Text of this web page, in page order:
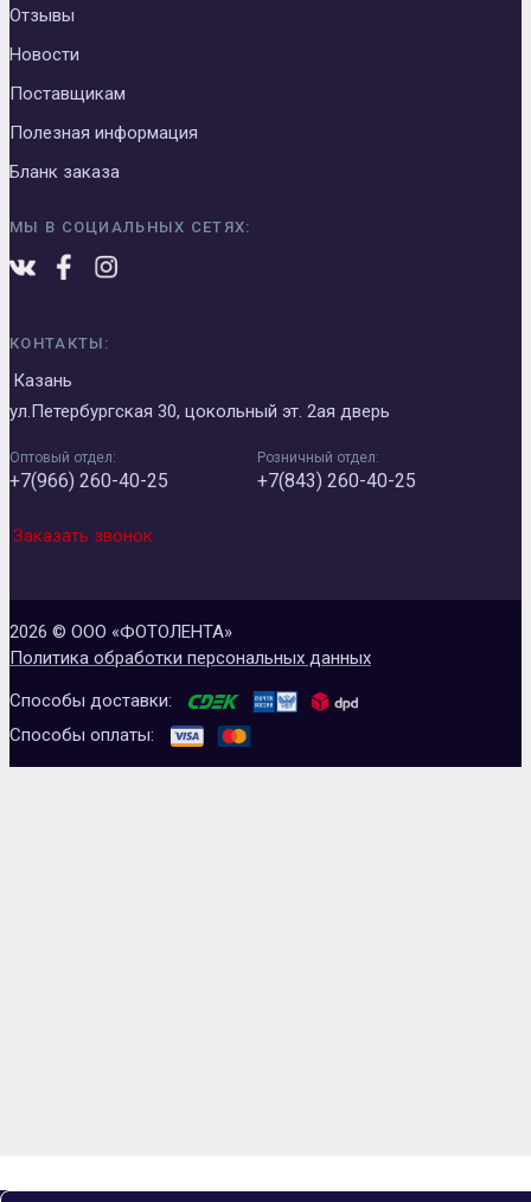
Отзывы
Новости
Поставщикам
Полезная информация
Бланк заказа
МЫ В СОЦИАЛЬНЫХ СЕТЯХ:
КОНТАКТЫ:
Казань
ул.Петербургская 30, цокольный эт. 2ая дверь
Оптовый отдел:
+7(966) 260-40-25
Розничный отдел:
+7(843) 260-40-25
Заказать звонок
2026 © ООО «ФОТОЛЕНТА»
Политика обработки персональных данных
Способы доставки:
Способы оплаты: